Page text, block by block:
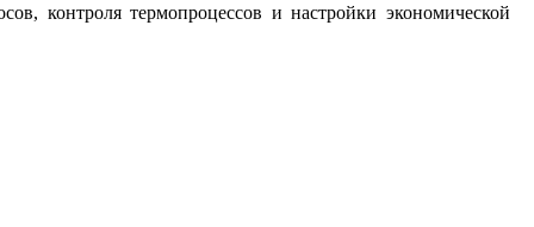
контроля термопроцессов и настройки экономической